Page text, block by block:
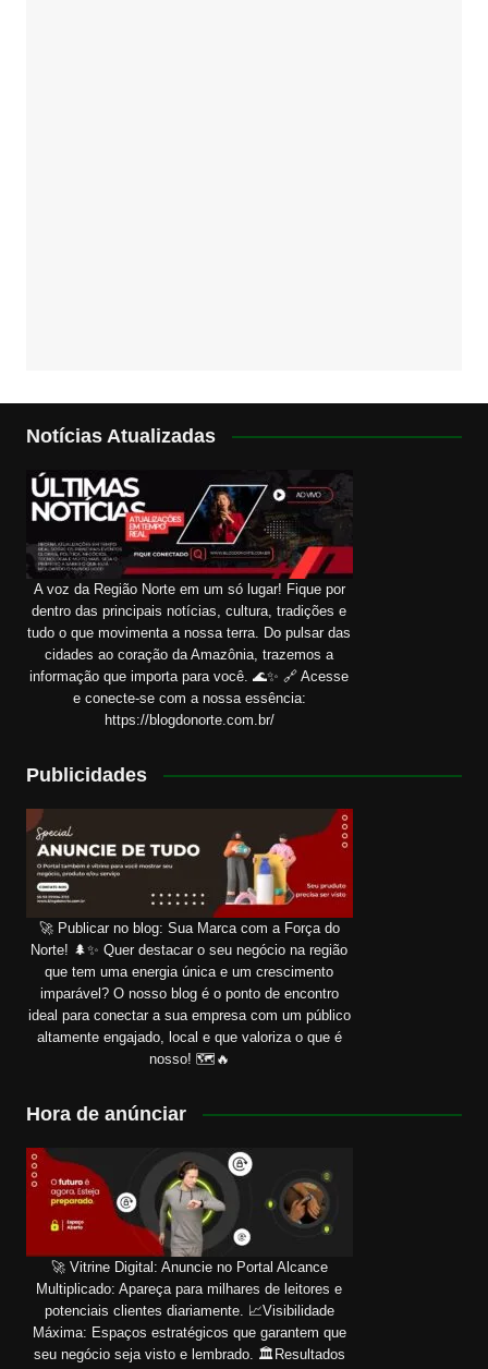
Notícias Atualizadas
A voz da Região Norte em um só lugar! Fique por
dentro das principais notícias, cultura, tradições e
tudo o que movimenta a nossa terra. Do pulsar das
cidades ao coração da Amazônia, trazemos a
informação que importa para você. 🌊✨ 🔗 Acesse
e conecte-se com a nossa essência:
https://blogdonorte.com.br/
Publicidades
🚀 Publicar no blog: Sua Marca com a Força do
Norte! 🌲✨ Quer destacar o seu negócio na região
que tem uma energia única e um crescimento
imparável? O nosso blog é o ponto de encontro
ideal para conectar a sua empresa com um público
altamente engajado, local e que valoriza o que é
nosso! 🗺️🔥
Hora de anúnciar
🚀 Vitrine Digital: Anuncie no Portal Alcance
Multiplicado: Apareça para milhares de leitores e
potenciais clientes diariamente. 📈Visibilidade
Máxima: Espaços estratégicos que garantem que
seu negócio seja visto e lembrado. 🏛️Resultados